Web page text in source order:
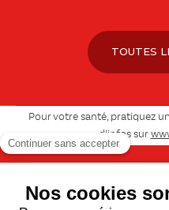
TOUTES
Pour votre santé, pratiquez
d’infos sur